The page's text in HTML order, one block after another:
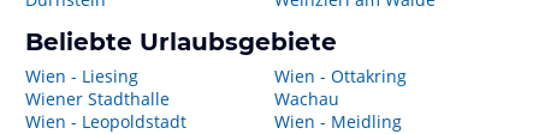
Beliebte Urlaubsgebiete
Wien - Liesing
Wiener Stadthalle
Wien - Leopoldstadt
Wien - Ottakring
Wachau
Wien - Meidling